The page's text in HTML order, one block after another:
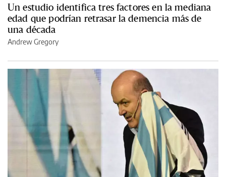
Un estudio identifica tres factores en la mediana
edad que podrían retrasar la demencia más de
una década
Andrew Gregory